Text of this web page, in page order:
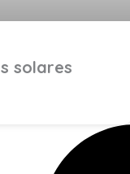
solares